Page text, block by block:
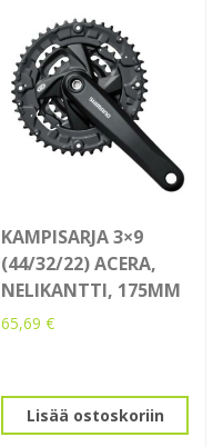
KAMPISARJA 3×9
(44/32/22) ACERA,
NELIKANTTI, 175MM
65,69€
Lisää ostoskoriin